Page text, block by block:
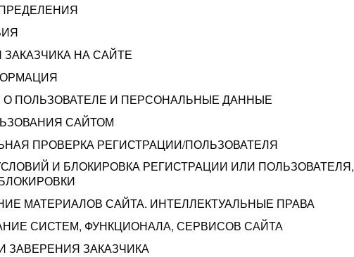
ЗАКАЗЧИКА НА САЙТЕ
ПОЛЬЗОВАТЕЛЕ И ПЕРСОНАЛЬНЫЕ ДАННЫЕ
САЙТОМ
ПРОВЕРКА РЕГИСТРАЦИИ/ПОЛЬЗОВАТЕЛЯ
И БЛОКИРОВКА РЕГИСТРАЦИИ ИЛИ ПОЛЬЗОВАТЕЛЯ,
МАТЕРИАЛОВ САЙТА. ИНТЕЛЛЕКТУАЛЬНЫЕ ПРАВА
СИСТЕМ, ФУНКЦИОНАЛА, СЕРВИСОВ САЙТА
ЗАВЕРЕНИЯ ЗАКАЗЧИКА